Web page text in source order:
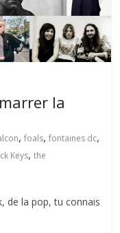
la
,foals,fontaines dc,
Keys,the
de la pop, tu connais